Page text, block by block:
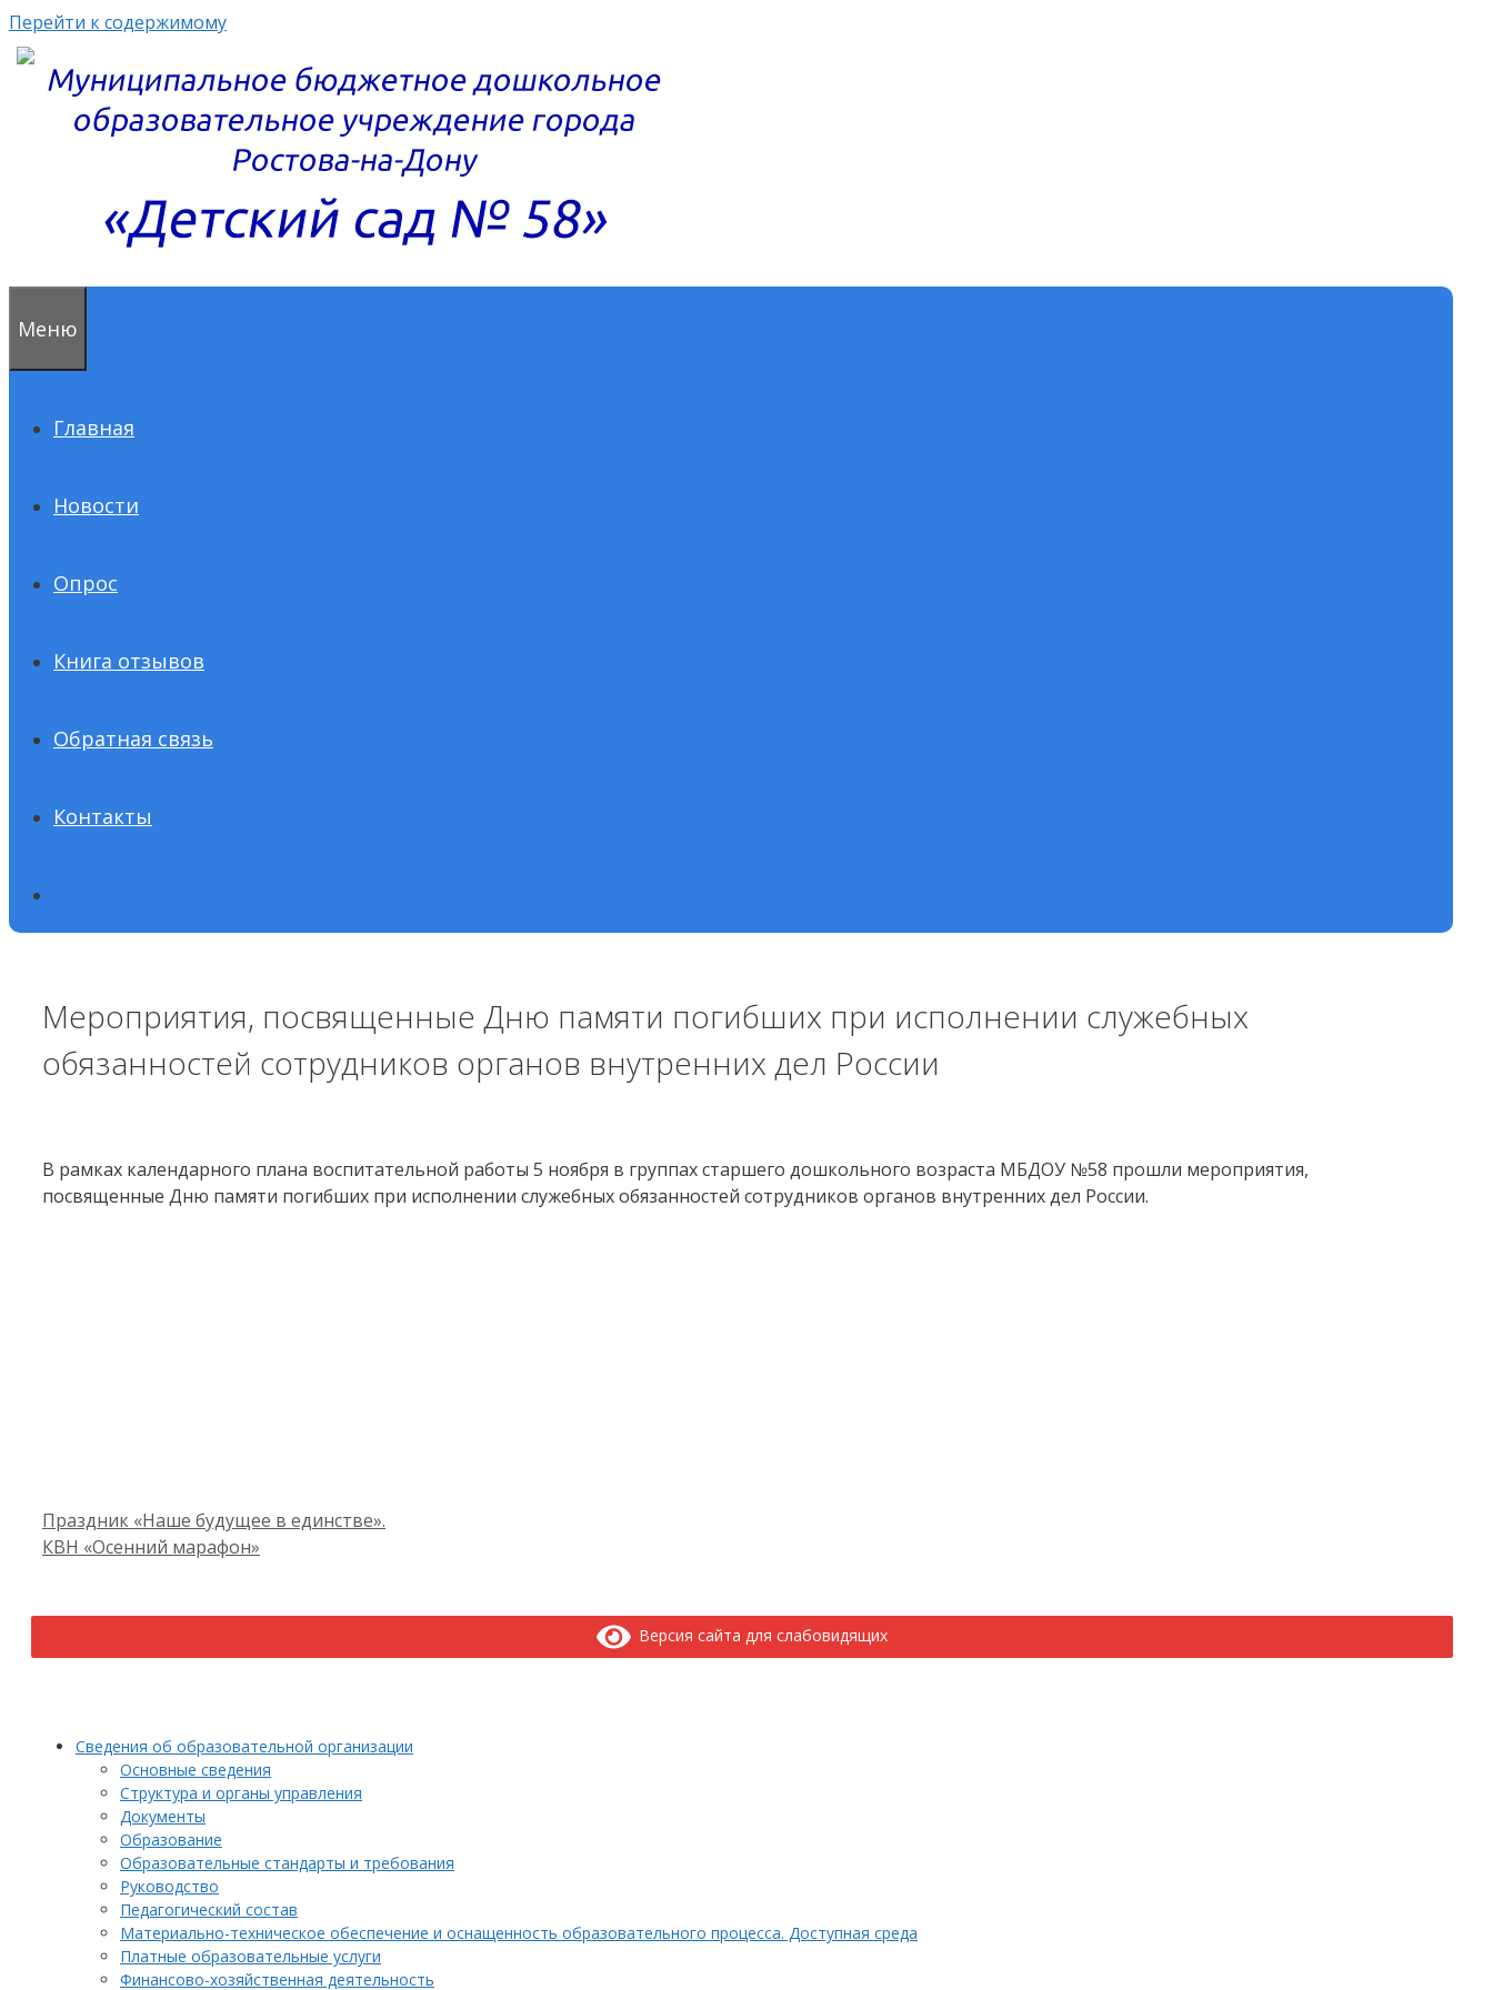
Перейти к содержимому
Меню
Главная
Новости
Опрос
Книга отзывов
Обратная связь
Контакты
Мероприятия, посвященные Дню памяти погибших при исполнении служебных
обязанностей сотрудников органов внутренних дел России
В рамках календарного плана воспитательной работы 5 ноября в группах старшего дошкольного возраста МБДОУ №58 прошли мероприятия,
посвященные Дню памяти погибших при исполнении служебных обязанностей сотрудников органов внутренних дел России.
Праздник «Наше будущее в единстве».
КВН «Осенний марафон»
Версия сайта для слабовидящих
Сведения об образовательной организации
Основные сведения
Структура и органы управления
Документы
Образование
Образовательные стандарты и требования
Руководство
Педагогический состав
Материально-техническое обеспечение и оснащенность образовательного процесса. Доступная среда
Платные образовательные услуги
Финансово-хозяйственная деятельность